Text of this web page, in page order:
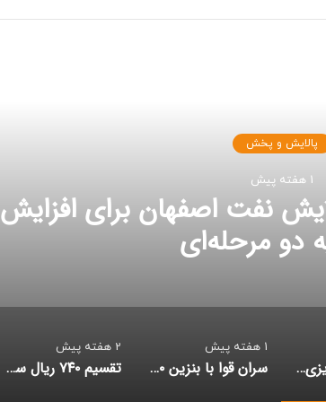
پالایش و پخش
1 هفته پیش
نفت اصفهان برای افزایش
دو مرحله‌ای
جزئیات برنامه‌ریزی پالایش نفت اصفهان برای افزایش سرمایه دو مرحله‌ای
1 هفته پیش
سران قوا با بنزین ۱۰ هزار تومانی موافقت کردند
2 هفته پیش
تقسیم ۷۴۰ ریال سود نقدی در مجمع پالایش نفت اصفهان